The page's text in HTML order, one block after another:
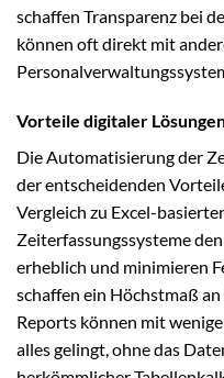
schaffen Transparenz bei
können oft direkt mit
Vorteile digitaler
Die Automatisierung der
der entscheidenden
Vergleich zu Excel-
Zeiterfassungssysteme
erheblich und minimieren
schaffen ein Höchstmaß
Reports können mit
alles gelingt, ohne das